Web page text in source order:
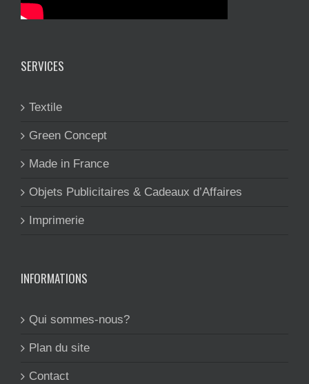
SERVICES
Textile
Green Concept
Made in France
Objets Publicitaires & Cadeaux d’Affaires
Imprimerie
INFORMATIONS
Qui sommes-nous?
Plan du site
Contact